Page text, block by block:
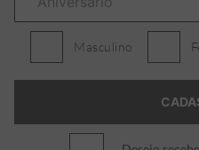
Masculino